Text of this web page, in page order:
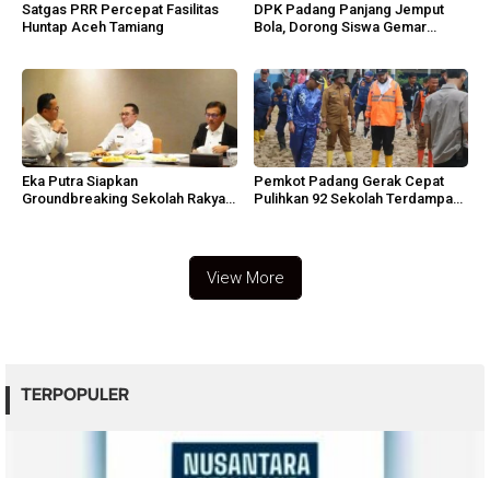
Satgas PRR Percepat Fasilitas
Huntap Aceh Tamiang
DPK Padang Panjang Jemput
Bola, Dorong Siswa Gemar
Eka Putra Siapkan
Groundbreaking Sekolah Rakyat,
Pemkot Padang Gerak Cepat
Pulihkan 92 Sekolah Terdampak
View More
TERPOPULER